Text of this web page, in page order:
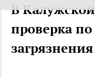
В
проверка